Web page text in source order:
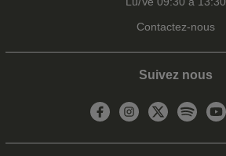
Contactez-nous
Suivez nous